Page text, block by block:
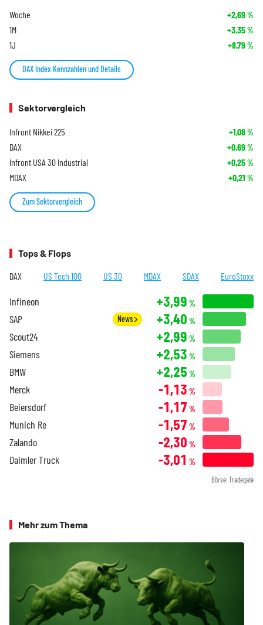
Woche +2,69%
1M +3,35%
1J +8,79%
DAX Index Kennzahlen und Details
Sektorvergleich
Infront Nikkei 225 +1,08%
DAX +0,69%
Infront USA 30 Industrial +0,25%
MDAX +0,21 %
Zum Sektorvergleich
Tops & Flops
DAX US Tech 100 US 30 MDAX SDAX EuroStoxx
Infineon +3,99 %
SAP News +3,40 %
Scout24 +2,99 %
Siemens +2,53 %
BMW +2,25 %
Merck -1,13 %
Beiersdorf -1,17 %
Munich Re -1,57 %
Zalando -2,30 %
Daimler Truck -3,01 %
Börse: Tradegate
Mehr zum Thema